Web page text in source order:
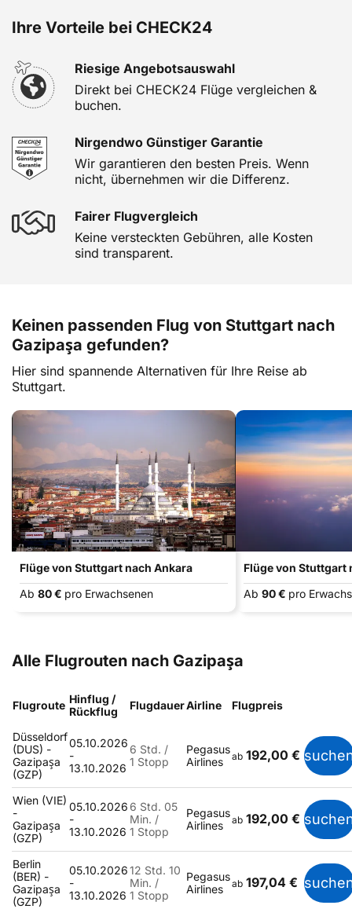
Ihre Vorteile bei CHECK24
Riesige Angebotsauswahl
Direkt bei CHECK24 Flüge vergleichen &
buchen.
Nirgendwo Günstiger Garantie
Wir garantieren den besten Preis. Wenn
nicht, übernehmen wir die Differenz.
Fairer Flugvergleich
Keine versteckten Gebühren, alle Kosten
sind transparent.
Keinen passenden Flug von Stuttgart nach
Gazipaşa gefunden?
Hier sind spannende Alternativen für Ihre Reise ab
Stuttgart.
Flüge von Stuttgart nach Ankara
Ab 80 € pro Erwachsenen
Flüge von Stuttgart
Ab 90 € pro
Alle Flugrouten nach Gazipaşa
Flugroute Hinflug /
Rückflug
FlugdauerAirline Flugpreis
Düsseldorf
(DUS) -
Gazipaşa
(GZP)
05.10.2026
-
13.10.2026
6 Std. /
1 Stopp
Pegasus
Airlines
ab 192,00 €
Wien (VIE)
-
Gazipaşa
(GZP)
05.10.2026
-
13.10.2026
6 Std. 05
Min. /
1 Stopp
Pegasus
Airlines
ab 192,00 €
Berlin
(BER) -
Gazipaşa
(GZP)
05.10.2026
-
13.10.2026
12 Std. 10
Min. /
1 Stopp
Pegasus
Airlines
ab 197,04 €